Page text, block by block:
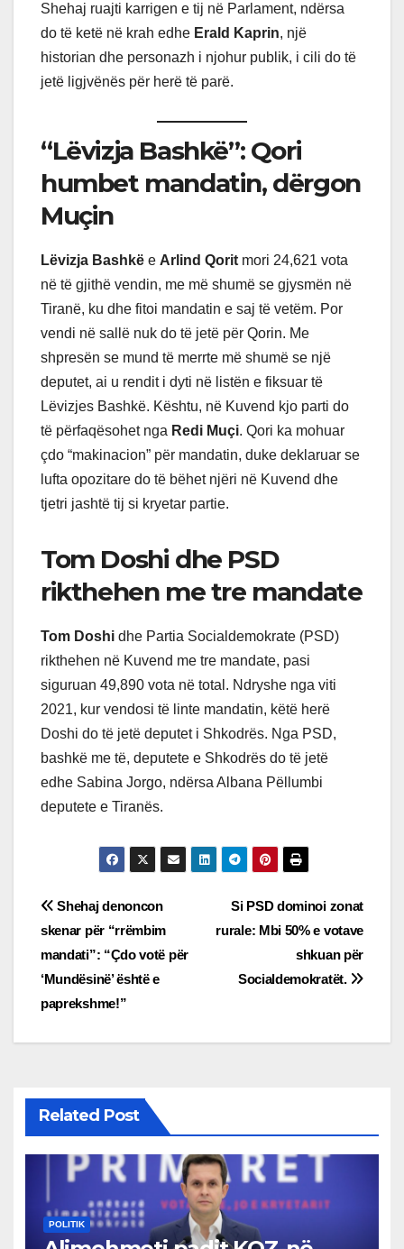
Shehaj ruajti karrigen e tij në Parlament, ndërsa
do të ketë në krah edhe Erald Kaprin, një
historian dhe personazh i njohur publik, i cili do të
jetë ligjvënës për herë të parë.
“Lëvizja Bashkë”: Qori
humbet mandatin, dërgon
Muçin
Lëvizja Bashkë e Arlind Qorit mori 24,621 vota
në të gjithë vendin, me më shumë se gjysmën në
Tiranë, ku dhe fitoi mandatin e saj të vetëm. Por
vendi në sallë nuk do të jetë për Qorin. Me
shpresën se mund të merrte më shumë se një
deputet, ai u rendit i dyti në listën e fiksuar të
Lëvizjes Bashkë. Kështu, në Kuvend kjo parti do
të përfaqësohet nga Redi Muçi. Qori ka mohuar
çdo “makinacion” për mandatin, duke deklaruar se
lufta opozitare do të bëhet njëri në Kuvend dhe
tjetri jashtë tij si kryetar partie.
Tom Doshi dhe PSD
rikthehen me tre mandate
Tom Doshi dhe Partia Socialdemokrate (PSD)
rikthehen në Kuvend me tre mandate, pasi
siguruan 49,890 vota në total. Ndryshe nga viti
2021, kur vendosi të linte mandatin, këtë herë
Doshi do të jetë deputet i Shkodrës. Nga PSD,
bashkë me të, deputete e Shkodrës do të jetë
edhe Sabina Jorgo, ndërsa Albana Pëllumbi
deputete e Tiranës.
Post
navigation
Si PSD dominoi zonat
rurale: Mbi 50% e votave
shkuan për
Socialdemokratët.
Shehaj denoncon
skenar për “rrëmbim
mandati”: “Çdo votë për
‘Mundësinë’ është e
paprekshme!”
Related Post
POLITIK